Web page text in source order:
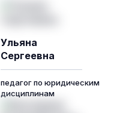
Ульяна
Сергеевна
педагог по юридическим
дисциплинам